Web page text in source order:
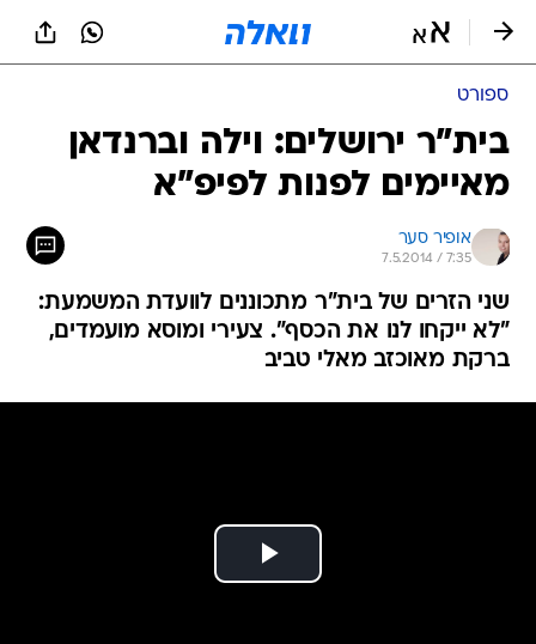
ספורט
בית"ר ירושלים: וילה וברנדאן
מאיימים לפנות לפיפ"א
אופיר סער
7.5.2014 / 7:35
שני הזרים של בית"ר מתכוננים לוועדת המשמעת:
"לא ייקחו לנו את הכסף". צעירי ומוסא מועמדים,
ברקת מאוכזב מאלי טביב